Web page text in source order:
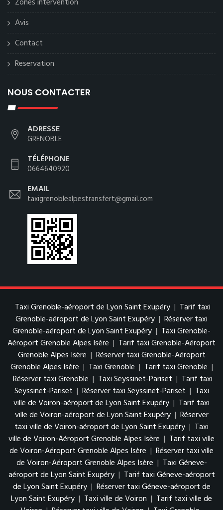
Zones intervention
Avis
Contact
Reservation
NOUS CONTACTER
ADRESSE
GRENOBLE
TÉLÉPHONE
0664640920
EMAIL
taxigrenoblealpestransfert@gmail.com
Taxi Grenoble-aéroport de Lyon Saint Exupéry | Tarif taxi
Grenoble-aéroport de Lyon Saint Exupéry | Réserver taxi
Grenoble-aéroport de Lyon Saint Exupéry | Taxi Grenoble-
Aéroport Grenoble Alpes Isère | Tarif taxi Grenoble-Aéroport
Grenoble Alpes Isère | Réserver taxi Grenoble-Aéroport
Grenoble Alpes Isère | Taxi Grenoble | Tarif taxi Grenoble |
Réserver taxi Grenoble | Taxi Seyssinet-Pariset | Tarif taxi
Seyssinet-Pariset | Réserver taxi Seyssinet-Pariset | Taxi
ville de Voiron-aéroport de Lyon Saint Exupéry | Tarif taxi
ville de Voiron-aéroport de Lyon Saint Exupéry | Réserver
taxi ville de Voiron-aéroport de Lyon Saint Exupéry | Taxi
ville de Voiron-Aéroport Grenoble Alpes Isère | Tarif taxi ville
de Voiron-Aéroport Grenoble Alpes Isère | Réserver taxi ville
de Voiron-Aéroport Grenoble Alpes Isère | Taxi Géneve-
aéroport de Lyon Saint Exupéry | Tarif taxi Géneve-aéroport
de Lyon Saint Exupéry | Réserver taxi Géneve-aéroport de
Lyon Saint Exupéry | Taxi ville de Voiron | Tarif taxi ville de